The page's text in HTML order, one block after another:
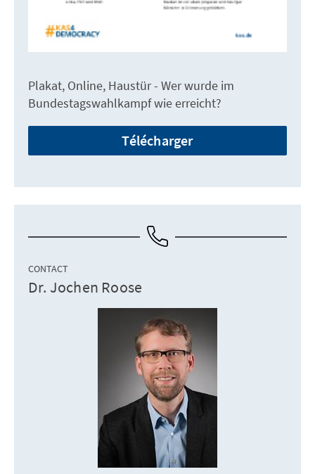
Plakat, Online, Haustür - Wer wurde im
Bundestagswahlkampf wie erreicht?
Télécharger
CONTACT
Dr. Jochen Roose